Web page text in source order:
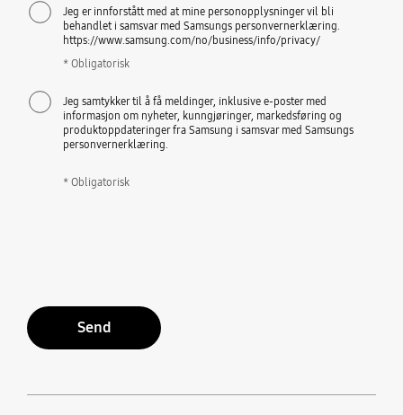
Jeg er innforstått med at mine personopplysninger vil bli
behandlet i samsvar med Samsungs personvernerklæring.
https://www.samsung.com/no/business/info/privacy/
* Obligatorisk
Jeg samtykker til å få meldinger, inklusive e-poster med
informasjon om nyheter, kunngjøringer, markedsføring og
produktoppdateringer fra Samsung i samsvar med Samsungs
personvernerklæring.
* Obligatorisk
Send